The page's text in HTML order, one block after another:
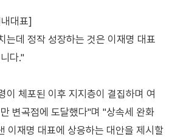
대표]
는데 정작 성장하는 것은 이재명 대표
다."
이 체포된 이후 지지층이 결집하며 여
변곡점에 도달했다"며 "상속세 완화
이재명 대표에 상응하는 대안을 제시할